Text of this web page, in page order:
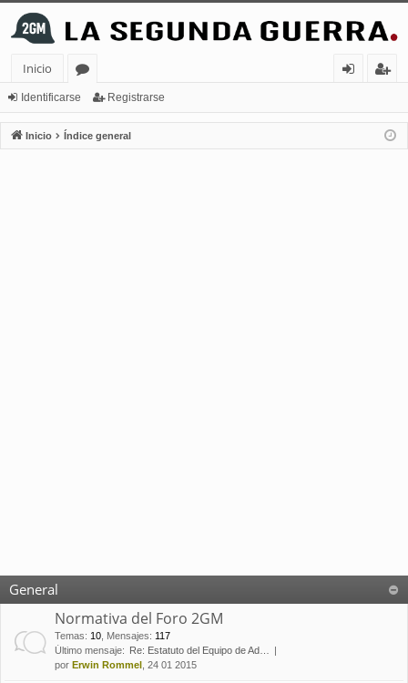
Inicio
or
os
nt
ifi
ist
ra
Identificarse Registrarse
Inicio Índice general
General
Normativa del Foro 2GM
Temas: 10 Mensajes: 117
Último mensaje:
Re: Estatuto del Equipo de Ad…
por Erwin Rommel , 24 01 2015